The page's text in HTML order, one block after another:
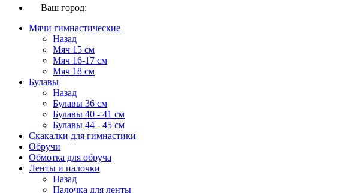
Ваш город:
Мячи гимнастические
Назад
Мяч 15 см
Мяч 16-17 см
Мяч 18 см
Булавы
Назад
Булавы 36 см
Булавы 40 - 41 см
Булавы 44 - 45 см
Скакалки для гимнастики
Обручи
Обмотка для обруча
Ленты и палочки
Назад
Палочка для ленты